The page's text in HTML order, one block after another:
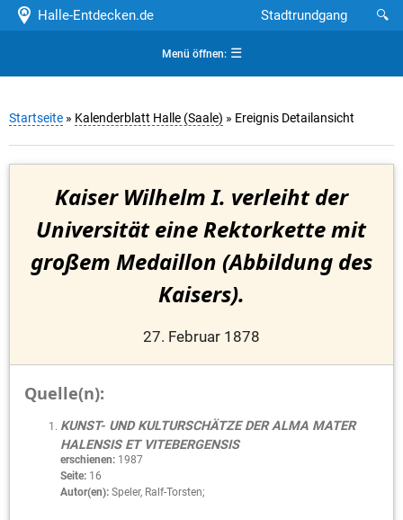
Halle-Entdecken.de 🔍
Stadtrundgang
Menü öffnen:☰
Startseite » Kalenderblatt Halle (Saale) » Ereignis Detailansicht
Kaiser Wilhelm I. verleiht der
Universität eine Rektorkette mit
großem Medaillon (Abbildung des
Kaisers).
27. Februar 1878
Quelle(n):
KUNST- UND KULTURSCHÄTZE DER ALMA MATER
HALENSIS ET VITEBERGENSIS
erschienen: 1987
Seite: 16
Autor(en): Speler, Ralf-Torsten;